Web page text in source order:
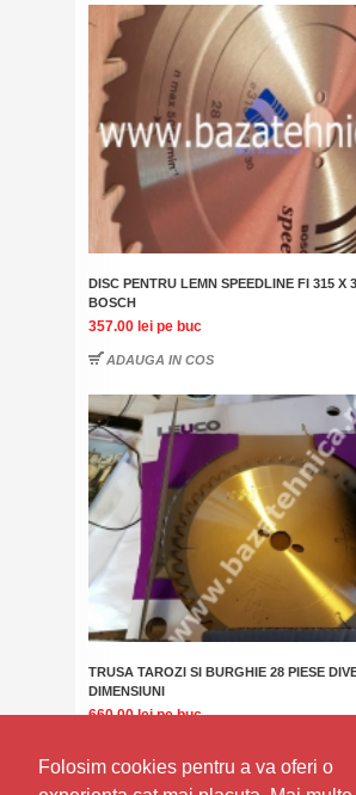
Folosim cookies pentru a va oferi o
DISC PENTRU LEMN SPEEDLINE FI 315 X
BOSCH
357.00 lei pe buc
ADAUGA IN COS
TRUSA TAROZI SI BURGHIE 28 PIESE
DIMENSIUNI
660.00 leipe buc